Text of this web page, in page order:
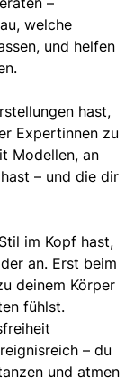
welche
, und helfen
hast,
Expertinnen zu
Modellen, an
– und die dir
im Kopf hast,
an. Erst beim
deinem Körper
fühlst.
– du
und atmen